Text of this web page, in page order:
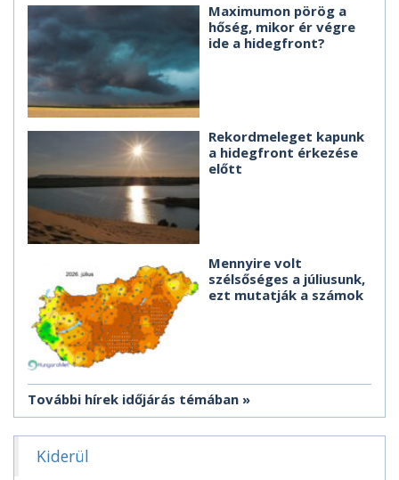
Maximumon pörög a
hőség, mikor ér végre
ide a hidegfront?
Rekordmeleget kapunk
a hidegfront érkezése
előtt
Mennyire volt
szélsőséges a júliusunk,
ezt mutatják a számok
További hírek időjárás témában
Kiderül